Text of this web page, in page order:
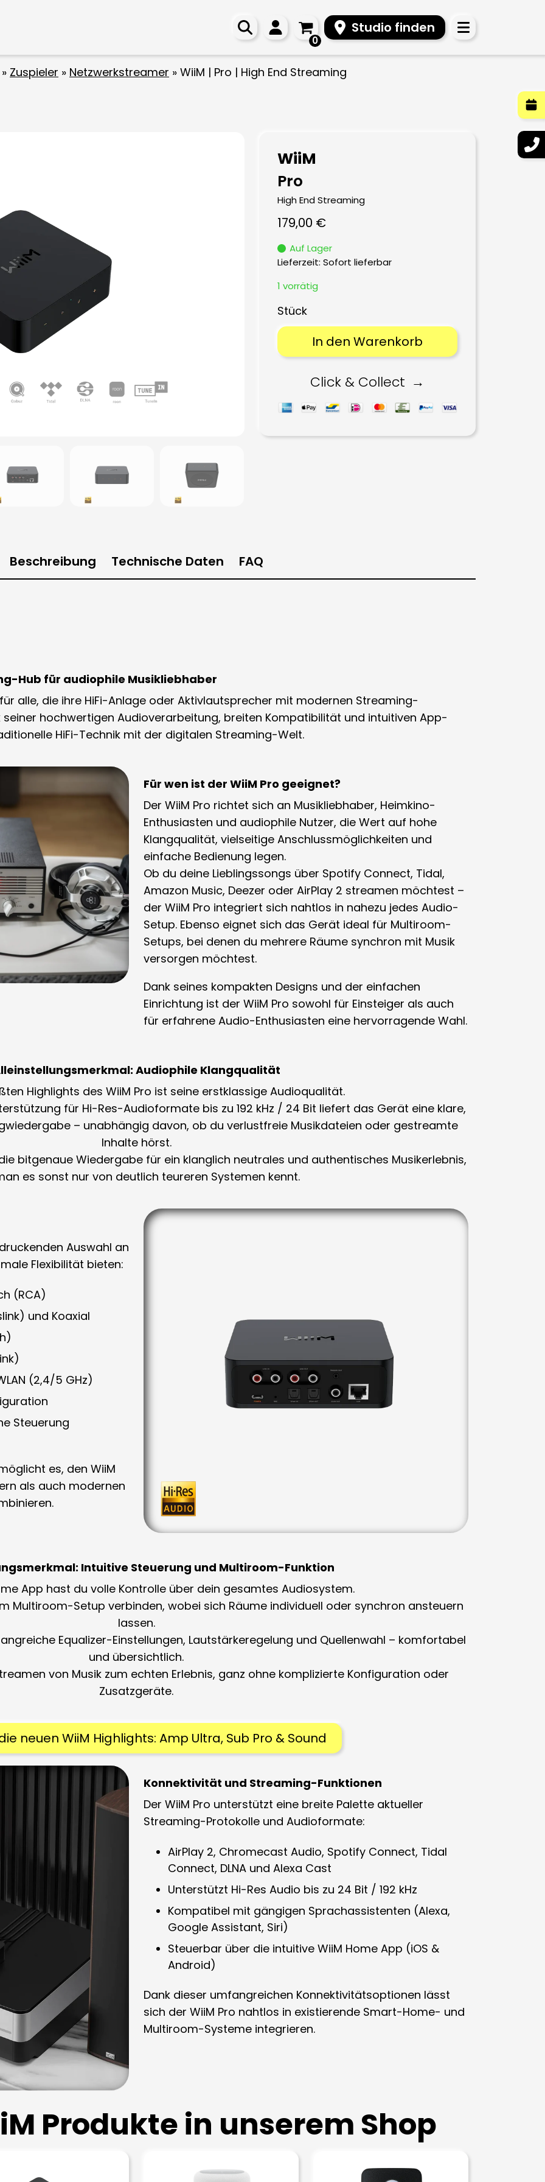
0
Studio finden
Zuspieler » Netzwerkstreamer » WiiM | Pro | High End Streaming
WiiM
Pro
High End Streaming
179,00 €
Auf Lager
Lieferzeit: Sofort lieferbar
1 vorrätig
In den Warenkorb
Click & Collect
Beschreibung Technische Daten FAQ
Hub für audiophile Musikliebhaber
alle, die ihre HiFi-Anlage oder Aktivlautsprecher mit modernen Streaming-
seiner hochwertigen Audioverarbeitung, breiten Kompatibilität und intuitiven App-
HiFi-Technik mit der digitalen Streaming-Welt.
Für wen ist der WiiM Pro geeignet?
Der WiiM Pro richtet sich an Musikliebhaber, Heimkino-
Enthusiasten und audiophile Nutzer, die Wert auf hohe
Klangqualität, vielseitige Anschlussmöglichkeiten und
einfache Bedienung legen.
Ob du deine Lieblingssongs über Spotify Connect, Tidal,
Amazon Music, Deezer oder AirPlay 2 streamen möchtest –
der WiiM Pro integriert sich nahtlos in nahezu jedes Audio-
Setup. Ebenso eignet sich das Gerät ideal für Multiroom-
Setups, bei denen du mehrere Räume synchron mit Musik
versorgen möchtest.
Dank seines kompakten Designs und der einfachen
Einrichtung ist der WiiM Pro sowohl für Einsteiger als auch
für erfahrene Audio-Enthusiasten eine hervorragende Wahl.
Audiophile Klangqualität
Highlights des WiiM Pro ist seine erstklassige Audioqualität.
für Hi-Res-Audioformate bis zu 192 kHz / 24 Bit liefert das Gerät eine klare,
– unabhängig davon, ob du verlustfreie Musikdateien oder gestreamte
Inhalte hörst.
bitgenaue Wiedergabefür ein klanglich neutrales und authentisches Musikerlebnis,
es sonst nur von deutlich teureren Systemen kennt.
Auswahl an
Flexibilität bieten:
(RCA)
und Koaxial
(2,4/5 GHz)
Steuerung
es, den WiiM
als auch modernen
Intuitive Steuerung und Multiroom-Funktion
App hast du volle Kontrolle über dein gesamtes Audiosystem.
Multiroom-Setup verbinden, wobei sich Räume individuell oder synchron ansteuern
lassen.
Equalizer-Einstellungen, Lautstärkeregelung und Quellenwahl – komfortabel
und übersichtlich.
von Musik zum echten Erlebnis, ganz ohne komplizierte Konfiguration oder
Zusatzgeräte.
neuen WiiM Highlights: Amp Ultra, Sub Pro & Sound
Konnektivität und Streaming-Funktionen
Der WiiM Pro unterstützt eine breite Palette aktueller
Streaming-Protokolle und Audioformate:
AirPlay 2, Chromecast Audio, Spotify Connect, Tidal
Connect, DLNA und Alexa Cast
Unterstützt Hi-Res Audio bis zu 24 Bit / 192 kHz
Kompatibel mit gängigen Sprachassistenten (Alexa,
Google Assistant, Siri)
Steuerbar über die intuitive WiiM Home App (iOS &
Android)
Dank dieser umfangreichen Konnektivitätsoptionen lässt
sich der WiiM Pro nahtlos in existierende Smart-Home- und
Multiroom-Systeme integrieren.
Produkte in unserem Shop